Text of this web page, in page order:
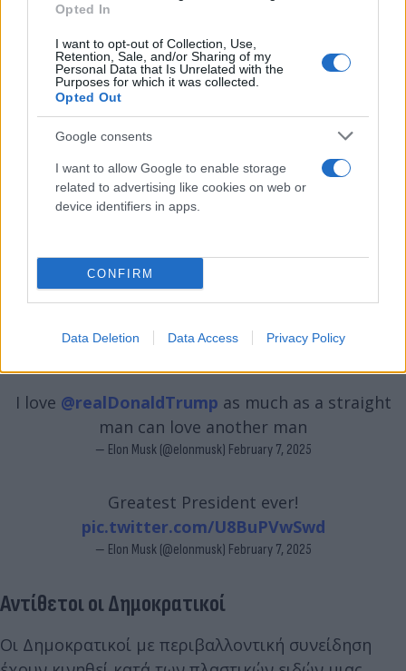
Opted In
I want to opt-out of Collection, Use,
Retention, Sale, and/or Sharing of my
Personal Data that Is Unrelated with the
Purposes for which it was collected.
Opted Out
Google consents
I want to allow Google to enable storage
related to advertising like cookies on web or
device identifiers in apps.
CONFIRM
Data Deletion Data Access Privacy Policy
I love @realDonaldTrump as much as a straight
man can love another man
— Elon Musk (@elonmusk) February 7, 2025
Greatest President ever!
pic.twitter.com/U8BuPVwSwd
— Elon Musk (@elonmusk) February 7, 2025
Αντίθετοι οι Δημοκρατικοί
Οι Δημοκρατικοί με περιβαλλοντική συνείδηση ​​